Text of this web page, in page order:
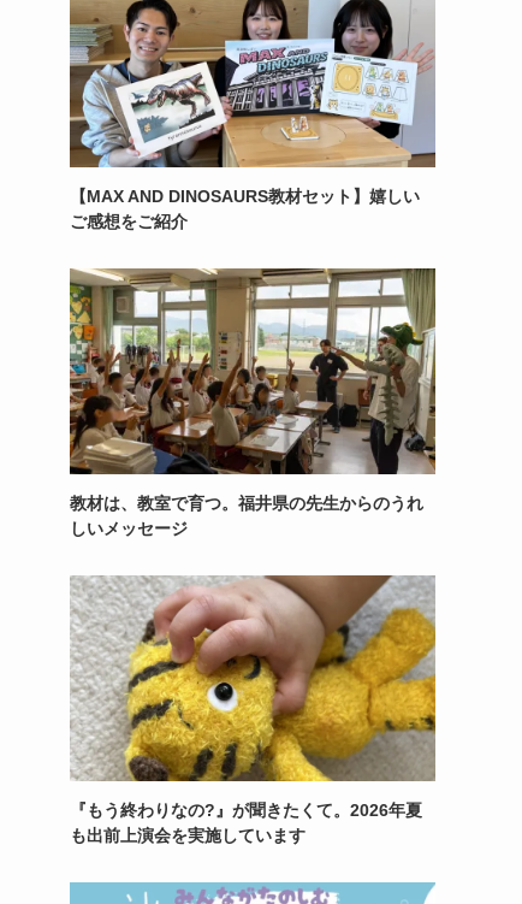
【MAX AND DINOSAURS教材セット】嬉しい
ご感想をご紹介
教材は、教室で育つ。福井県の先生からのうれ
しいメッセージ
『もう終わりなの?』が聞きたくて。2026年夏
も出前上演会を実施しています